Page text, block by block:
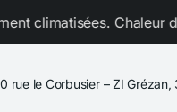
dehors,
rue le Corbusier – ZI